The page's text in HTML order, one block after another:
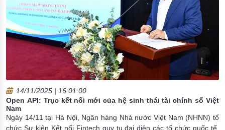
14/11/2025 | 16:01:00
Open API: Trục kết nối mới của hệ sinh thái tài chính số Việt
Nam
Ngày 14/11 tại Hà Nội, Ngân hàng Nhà nước Việt Nam (NHNN) tổ
chức Sự kiện Kết nối Fintech quy tụ đại diện các tổ chức quốc tế,